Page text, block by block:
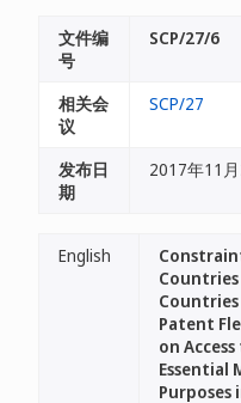
文件编
号
SCP/27/6
相关会
议
SCP/27
发布日
期
2017年11
English
Countries
Countries
Patent
on
Essential
Purposes